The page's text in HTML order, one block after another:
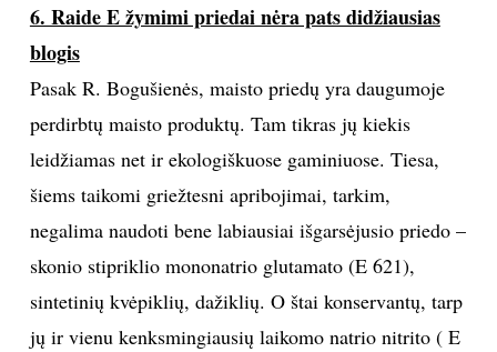
6. Raide E žymimi priedai nėra pats didžiausias
blogis
Pasak R. Bogušienės, maisto priedų yra daugumoje
perdirbtų maisto produktų. Tam tikras jų kiekis
leidžiamas net ir ekologiškuose gaminiuose. Tiesa,
šiems taikomi griežtesni apribojimai, tarkim,
negalima naudoti bene labiausiai išgarsėjusio priedo –
skonio stipriklio mononatrio glutamato (E 621),
sintetinių kvėpiklių, dažiklių. O štai konservantų, tarp
jų ir vienu kenksmingiausių laikomo natrio nitrito ( E